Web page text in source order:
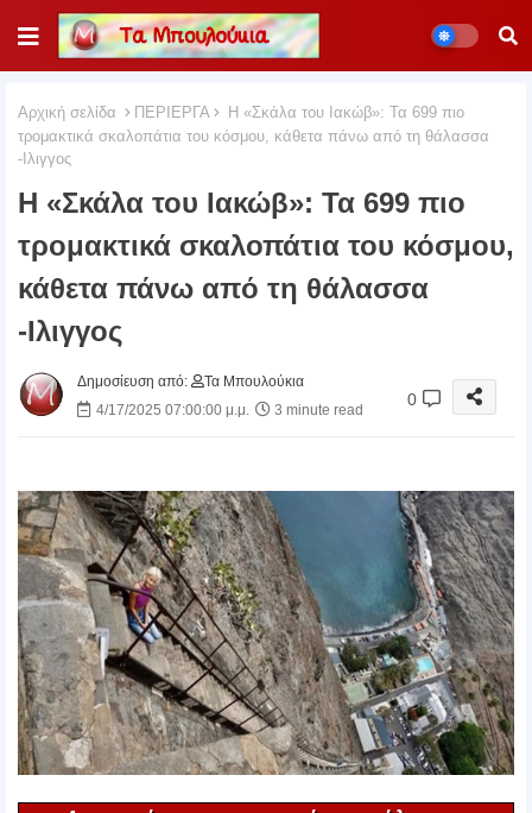
Αρχική σελίδα ΠΕΡΙΕΡΓΑ
H «Σκάλα του Ιακώβ»: Τα 699 πιο
τρομακτικά σκαλοπάτια του κόσμου, κάθετα πάνω από τη θάλασσα
-Ιλιγγος
H «Σκάλα του Ιακώβ»: Τα 699 πιο
τρομακτικά σκαλοπάτια του κόσμου,
κάθετα πάνω από τη θάλασσα
-Ιλιγγος
Δημοσίευση από:
Τα Μπουλούκια
4/17/2025 07:00:00 μ.μ.
3 minute read
0